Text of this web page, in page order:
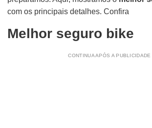
com os principais detalhes. Confira
Melhor seguro bike
CONTINUA APÓS A PUBLICIDADE